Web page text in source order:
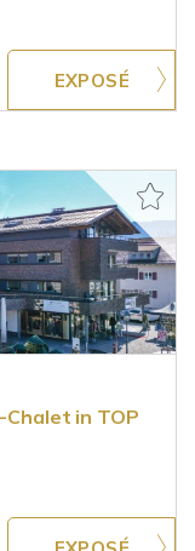
Chalet in TOP